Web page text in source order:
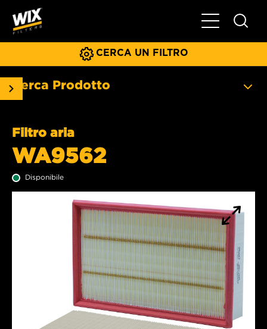
Menu
CERCA UN FILTRO
Cerca Prodotto
Filtro aria
WA9562
Disponibile